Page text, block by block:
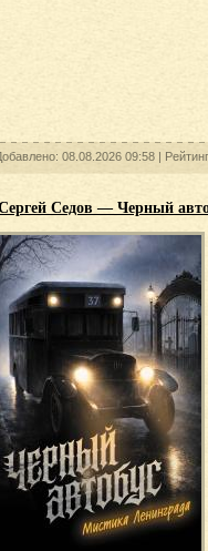
08.08.2026 09:58 |
Седов — Черный